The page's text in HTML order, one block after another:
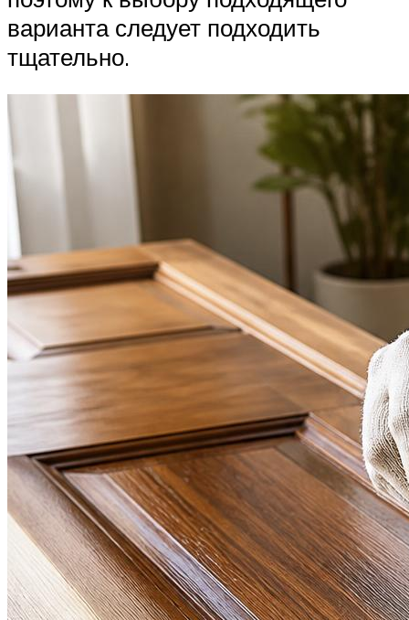
варианта следует подходить
тщательно.